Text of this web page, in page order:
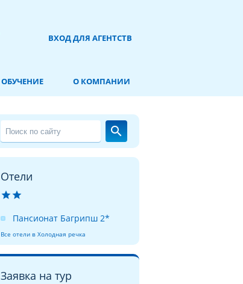
ВХОД ДЛЯ АГЕНТСТВ
ОБУЧЕНИЕ О КОМПАНИИ
search
Отели
 
Пансионат Багрипш 2*
Все отели в Холодная речка
Заявка на тур